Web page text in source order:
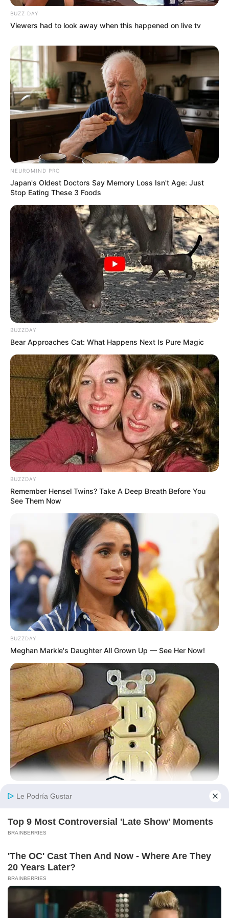
BUZZ DAY
Viewers had to look away when this happened on live tv
NEUROMIND PRO
Japan's Oldest Doctors Say Memory Loss Isn't Age: Just
Stop Eating These 3 Foods
BUZZDAY
Bear Approaches Cat: What Happens Next Is Pure Magic
BUZZDAY
Remember Hensel Twins? Take A Deep Breath Before You
See Them Now
BUZZDAY
Meghan Markle's Daughter All Grown Up — See Her Now!
1 Simple Hack To Save On Your Electric Bill (Try Tonight)